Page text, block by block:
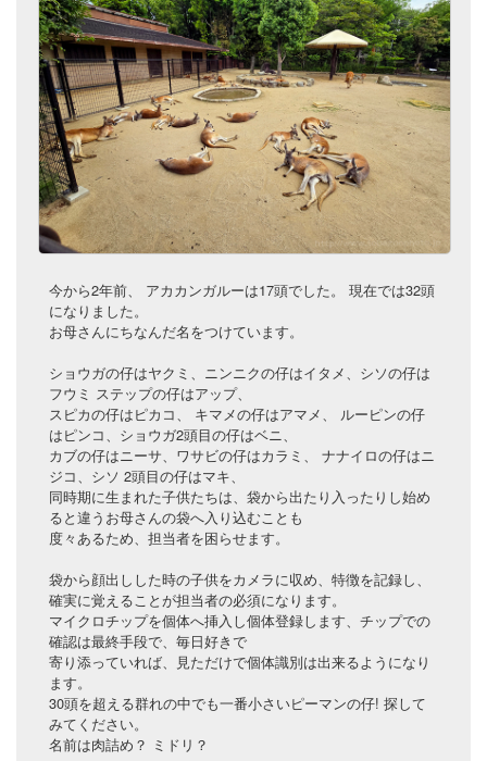
今から2年前、 アカカンガルーは17頭でした。 現在では32頭
になりました。
お母さんにちなんだ名をつけています。
ショウガの仔はヤクミ、ニンニクの仔はイタメ、シソの仔は
フウミ ステップの仔はアップ、
スピカの仔はピカコ、 キマメの仔はアマメ、 ルーピンの仔
はピンコ、ショウガ2頭目の仔はベニ、
カブの仔はニーサ、ワサビの仔はカラミ、 ナナイロの仔はニ
ジコ、シソ 2頭目の仔はマキ、
同時期に生まれた子供たちは、袋から出たり入ったりし始め
ると違うお母さんの袋へ入り込むことも
度々あるため、担当者を困らせます。
袋から顔出しした時の子供をカメラに収め、特徴を記録し、
確実に覚えることが担当者の必須になります。
マイクロチップを個体へ挿入し個体登録します、チップでの
確認は最終手段で、毎日好きで
寄り添っていれば、見ただけで個体識別は出来るようになり
ます。
30頭を超える群れの中でも一番小さいピーマンの仔! 探して
みてください。
名前は肉詰め？ ミドリ？